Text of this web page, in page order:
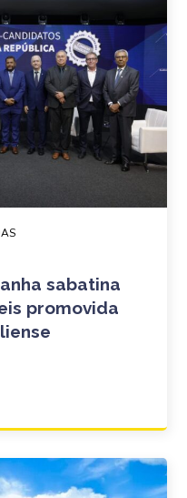
sabatina
promovida